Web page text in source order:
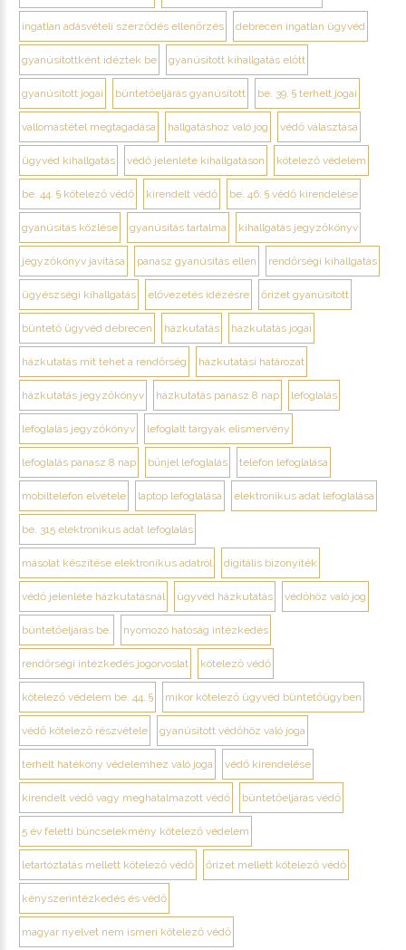
ingatlan adásvételi szerződés ellenőrzés debrecen ingatlan ügyvéd
gyanúsítottként idéztek be gyanúsított kihallgatás előtt
gyanúsított jogai büntetőeljárás gyanúsított be. 39. § terhelt jogai
vallomástétel megtagadása hallgatáshoz való jog védő választása
ügyvéd kihallgatás védő jelenléte kihallgatáson kötelező védelem
be. 44. § kötelező védő kirendelt védő be. 46. § védő kirendelése
gyanúsítás közlése gyanúsítás tartalma kihallgatás jegyzőkönyv
jegyzőkönyv javítása panasz gyanúsítás ellen rendőrségi kihallgatás
ügyészségi kihallgatás elővezetés idézésre őrizet gyanúsított
büntető ügyvéd debrecen házkutatás házkutatás jogai
házkutatás mit tehet a rendőrség házkutatási határozat
házkutatás jegyzőkönyv házkutatás panasz 8 nap lefoglalás
lefoglalás jegyzőkönyv lefoglalt tárgyak elismervény
lefoglalás panasz 8 nap bűnjel lefoglalás telefon lefoglalása
mobiltelefon elvétele laptop lefoglalása elektronikus adat lefoglalása
be. 315 elektronikus adat lefoglalás
másolat készítése elektronikus adatról digitális bizonyíték
védő jelenléte házkutatásnál ügyvéd házkutatás védőhöz való jog
büntetőeljárás be. nyomozó hatóság intézkedés
rendőrségi intézkedés jogorvoslat kötelező védő
kötelező védelem be. 44. § mikor kötelező ügyvéd büntetőügyben
védő kötelező részvétele gyanúsított védőhöz való joga
terhelt hatékony védelemhez való joga védő kirendelése
kirendelt védő vagy meghatalmazott védő büntetőeljárás védő
5 év feletti bűncselekmény kötelező védelem
letartóztatás mellett kötelező védő őrizet mellett kötelező védő
kényszerintézkedés és védő
magyar nyelvet nem ismeri kötelező védő